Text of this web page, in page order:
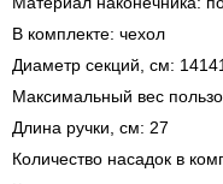
В комплекте: чехол
Диаметр секций, см:
Максимальный вес
Длина ручки, см: 27
Количество насадок в